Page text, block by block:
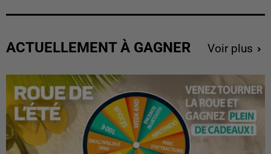
ACTUELLEMENT À GAGNER Voir plus